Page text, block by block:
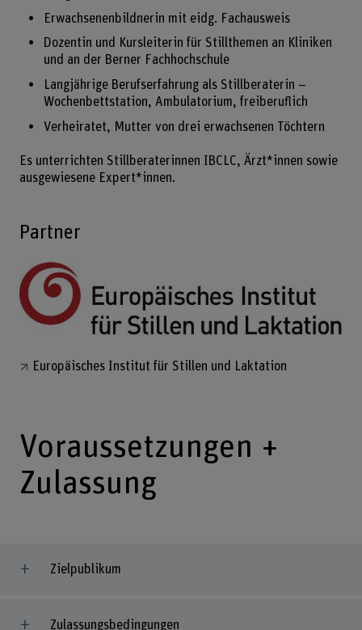
Erwachsenenbildnerin mit eidg. Fachausweis
Dozentin und Kursleiterin für Stillthemen an Kliniken
und an der Berner Fachhochschule
Langjährige Berufserfahrung als Stillberaterin –
Wochenbettstation, Ambulatorium, freiberuflich
Verheiratet, Mutter von drei erwachsenen Töchtern
Es unterrichten Stillberaterinnen IBCLC, Ärzt*innen sowie
ausgewiesene Expert*innen.
Partner
Europäisches Institut für Stillen und Laktation
Voraussetzungen +
Zulassung
Zielpublikum
Zulassungsbedingungen